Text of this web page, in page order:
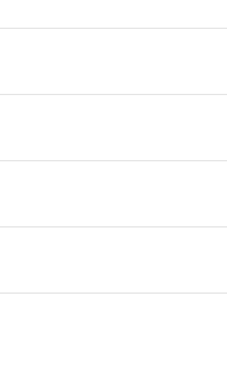
forma gratuïta